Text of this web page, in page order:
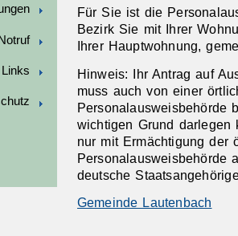
Links
Für Sie ist die
Bezirk Sie mit Ihrer
Ihrer Hauptwohnung,
Hinweis: Ihr Antrag auf
muss auch von einer
Personalausweisbehörde
wichtigen Grund darlegen
nur mit Ermächtigung der
Personalausweisbehörde
deutsche
Gemeinde Lautenbach